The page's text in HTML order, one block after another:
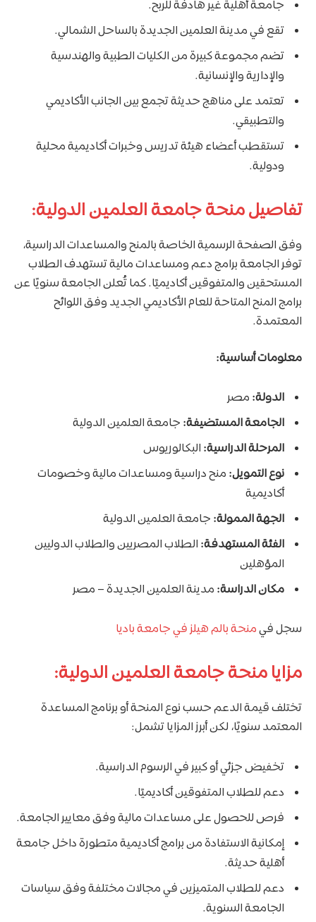
جامعة أهلية غير هادفة للربح.
تقع في مدينة العلمين الجديدة بالساحل الشمالي.
تضم مجموعة كبيرة من الكليات الطبية والهندسية
والإدارية والإنسانية.
تعتمد على مناهج حديثة تجمع بين الجانب الأكاديمي
والتطبيقي.
تستقطب أعضاء هيئة تدريس وخبرات أكاديمية محلية
ودولية.
تفاصيل منحة جامعة العلمين الدولية:
وفق الصفحة الرسمية الخاصة بالمنح والمساعدات الدراسية،
توفر الجامعة برامج دعم ومساعدات مالية تستهدف الطلاب
المستحقين والمتفوقين أكاديميًا. كما تُعلن الجامعة سنويًا عن
برامج المنح المتاحة للعام الأكاديمي الجديد وفق اللوائح
المعتمدة.
معلومات أساسية:
الدولة: مصر
الجامعة المستضيفة: جامعة العلمين الدولية
المرحلة الدراسية: البكالوريوس
نوع التمويل: منح دراسية ومساعدات مالية وخصومات
أكاديمية
الجهة الممولة: جامعة العلمين الدولية
الفئة المستهدفة: الطلاب المصريين والطلاب الدوليين
المؤهلين
مكان الدراسة: مدينة العلمين الجديدة – مصر
سجل فيمنحة بالم هيلز في جامعة باديا
مزايا منحة جامعة العلمين الدولية:
تختلف قيمة الدعم حسب نوع المنحة أو برنامج المساعدة
المعتمد سنويًا، لكن أبرز المزايا تشمل:
تخفيض جزئي أو كبير في الرسوم الدراسية.
دعم للطلاب المتفوقين أكاديميًا.
فرص للحصول على مساعدات مالية وفق معايير الجامعة.
إمكانية الاستفادة من برامج أكاديمية متطورة داخل جامعة
أهلية حديثة.
دعم للطلاب المتميزين في مجالات مختلفة وفق سياسات
الجامعة السنوية.